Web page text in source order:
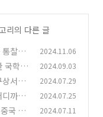
리의 다른 글
통찰하
(1)
2024.11.06
국학
사상선
2024.09.03
상서_
2024.07.29
디까지
2024.07.25
국 지
2024.07.11